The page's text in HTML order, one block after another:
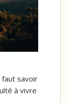
faut savoir
à vivre